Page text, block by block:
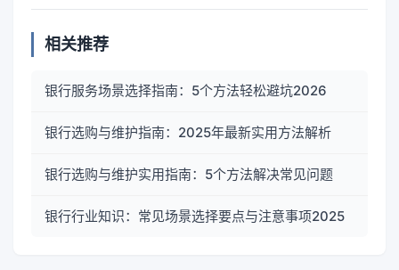
相关推荐
银行服务场景选择指南：5个方法轻松避坑2026
银行选购与维护指南：2025年最新实用方法解析
银行选购与维护实用指南：5个方法解决常见问题
银行行业知识：常见场景选择要点与注意事项2025